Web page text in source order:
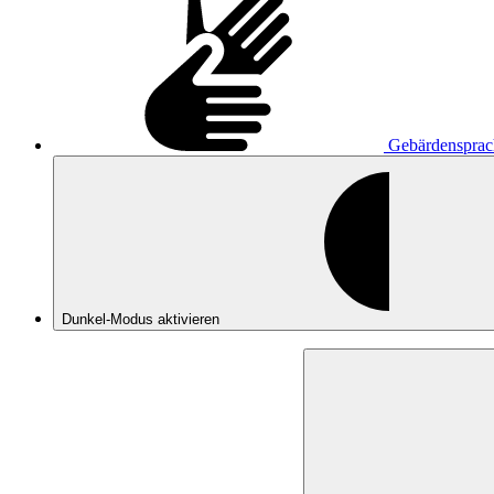
Dunkel-Modus aktivieren